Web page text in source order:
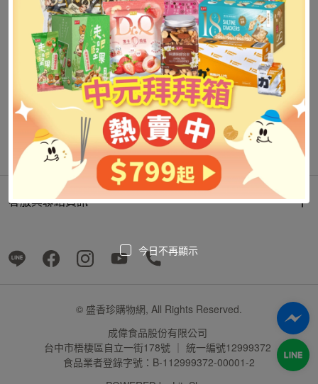
找不到這個商品
客服與聯絡資訊
© 盛香珍購物網, All Rights Reserved.
成偉食品股份有限公司
台中市梧棲區自立一街178號 ｜ 統一編號12999372
食品業者登錄字號：B-112999372-00001-2
今日不再顯示